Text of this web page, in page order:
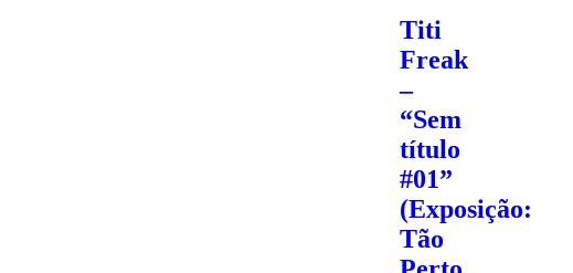
Titi
Freak
–
“Sem
título
#01”
(Exposição:
Tão